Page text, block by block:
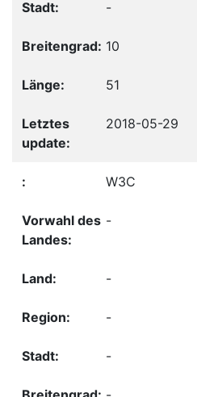
-
10
51
2018-05-29
W3C
-
-
-
-